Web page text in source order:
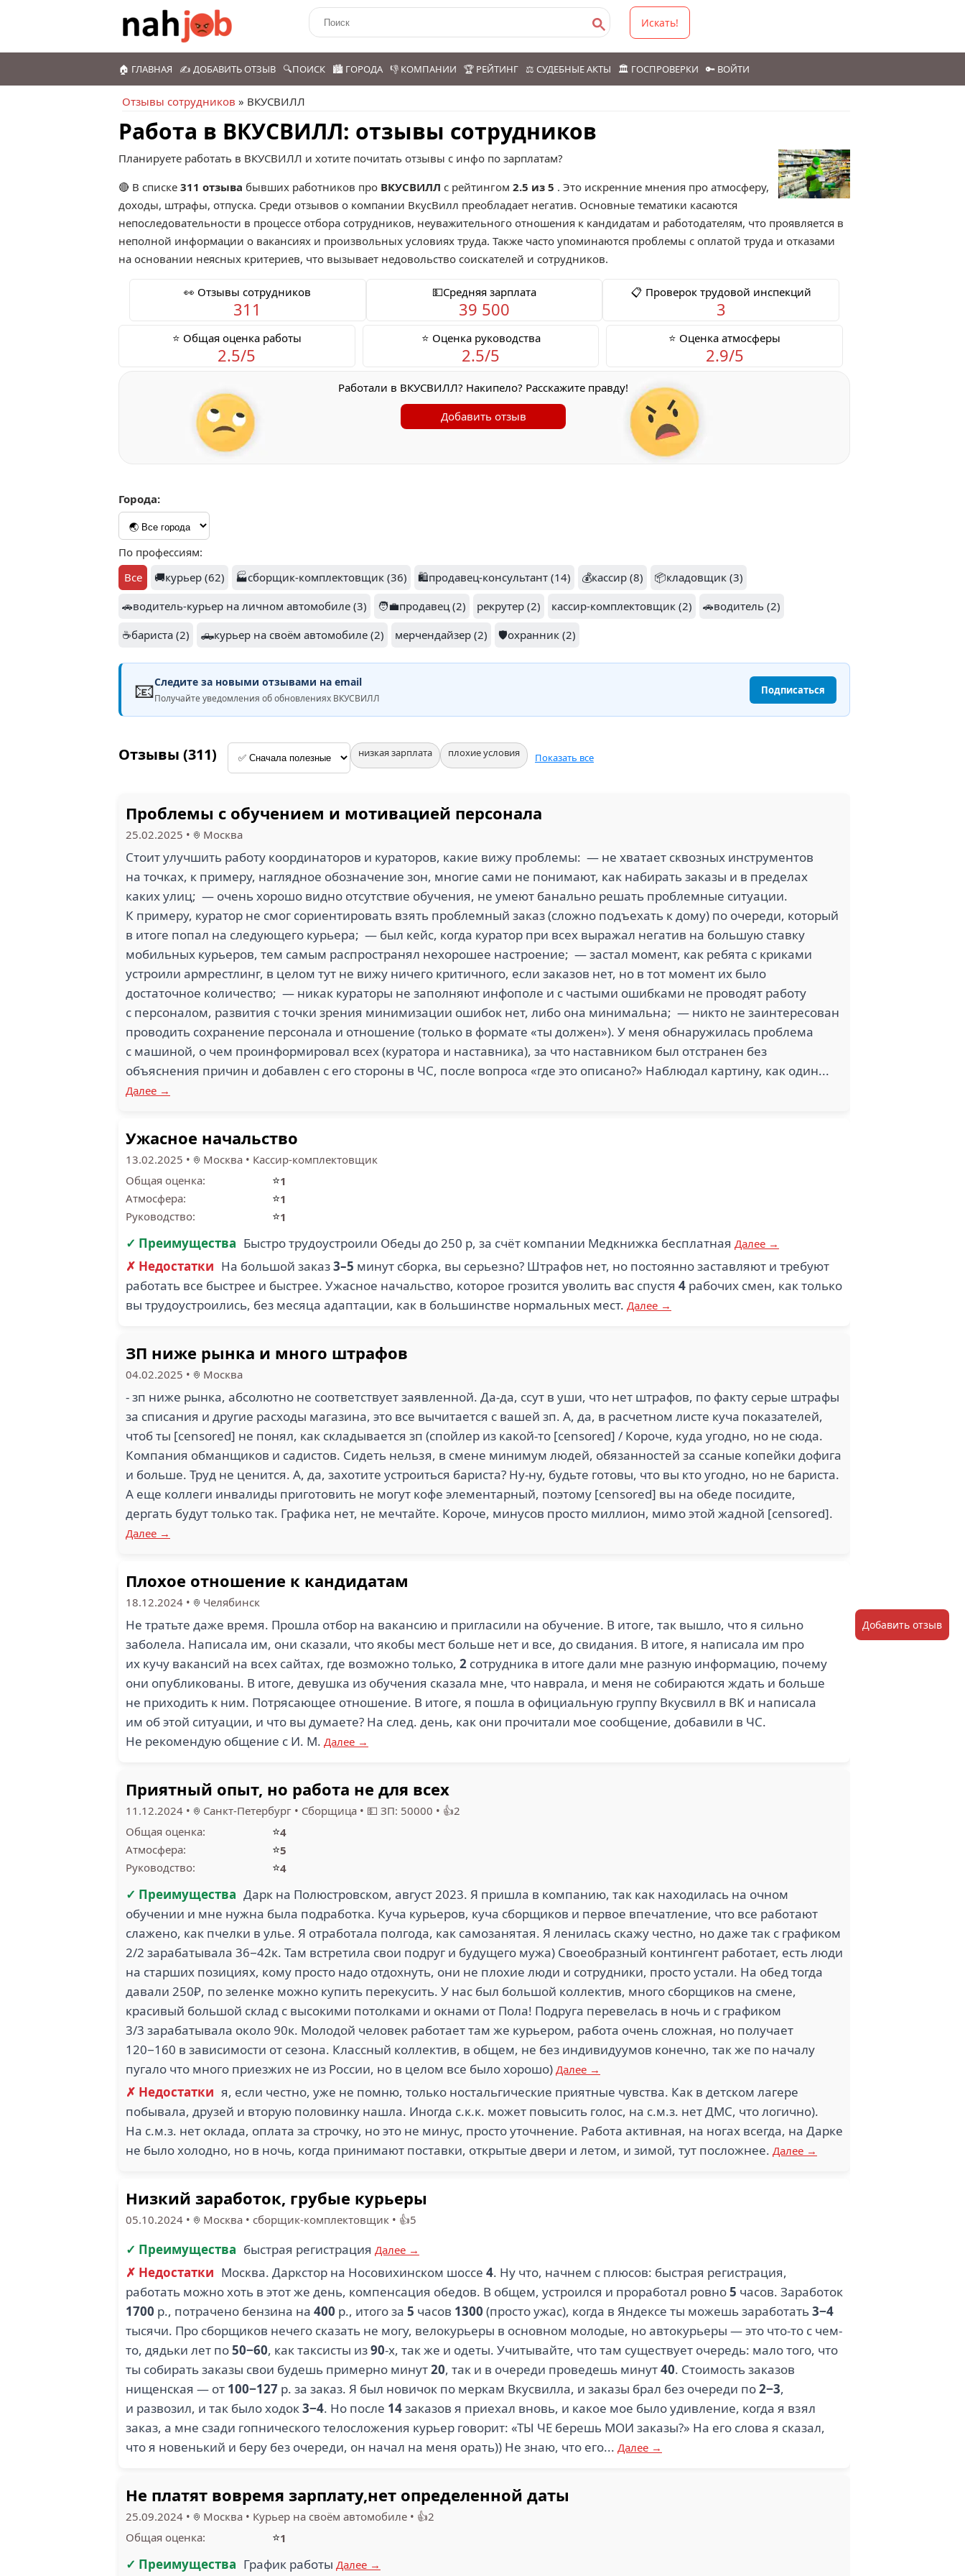
Искать!
🏠 ГЛАВНАЯ ✍️ ДОБАВИТЬ ОТЗЫВ 🔍ПОИСК 🏙️ ГОРОДА 👎 КОМПАНИИ 🏆 РЕЙТИНГ ⚖️ СУДЕБНЫЕ АКТЫ 🏛️ ГОСПРОВЕРКИ 🔑 ВОЙТИ
Отзывы сотрудников » ВКУСВИЛЛ
Работа в ВКУСВИЛЛ: отзывы сотрудников
Планируете работать в ВКУСВИЛЛ и хотите почитать отзывы с инфо по зарплатам?
🔴 В списке 311 отзыва бывших работников про ВКУСВИЛЛ с рейтингом 2.5 из 5 . Это искренние мнения про атмосферу,
доходы, штрафы, отпуска. Среди отзывов о компании ВкусВилл преобладает негатив. Основные тематики касаются
непоследовательности в процессе отбора сотрудников, неуважительного отношения к кандидатам и работодателям, что проявляется в
неполной информации о вакансиях и произвольных условиях труда. Также часто упоминаются проблемы с оплатой труда и отказами
на основании неясных критериев, что вызывает недовольство соискателей и сотрудников.
👀 Отзывы сотрудников
311
💵Средняя зарплата
39 500
📋 Проверок трудовой инспекций
3
⭐ Общая оценка работы
2.5/5
⭐ Оценка руководства
2.5/5
⭐ Оценка атмосферы
2.9/5
Работали в ВКУСВИЛЛ? Накипело? Расскажите правду!
Добавить отзыв
Города:
По профессиям:
Все
🚚курьер (62) 🏭сборщик-комплектовщик (36) 🛍️продавец-консультант (14) 💰кассир (8)
📦кладовщик (3)
🚗водитель-курьер на личном автомобиле (3)
🧑‍💼продавец (2) рекрутер (2) кассир-комплектовщик (2)
🚗водитель (2)
☕бариста (2)
🛻курьер на своём автомобиле (2) мерчендайзер (2) 🛡️охранник (2)
📧Следите за новыми отзывами на email
Получайте уведомления об обновлениях ВКУСВИЛЛ
Подписаться
Отзывы (311) низкая зарплата плохие условия Показать все
Проблемы с обучением и мотивацией персонала
25.02.2025 • Москва
Стоит улучшить работу координаторов и кураторов, какие вижу проблемы: — не хватает сквозных инструментов
на точках, к примеру, наглядное обозначение зон, многие сами не понимают, как набирать заказы и в пределах
каких улиц; — очень хорошо видно отсутствие обучения, не умеют банально решать проблемные ситуации.
К примеру, куратор не смог сориентировать взять проблемный заказ (сложно подъехать к дому) по очереди, который
в итоге попал на следующего курьера; — был кейс, когда куратор при всех выражал негатив на большую ставку
мобильных курьеров, тем самым распространял нехорошее настроение; — застал момент, как ребята с криками
устроили армрестлинг, в целом тут не вижу ничего критичного, если заказов нет, но в тот момент их было
достаточное количество; — никак кураторы не заполняют инфополе и с частыми ошибками не проводят работу
с персоналом, развития с точки зрения минимизации ошибок нет, либо она минимальна; — никто не заинтересован
проводить сохранение персонала и отношение (только в формате «ты должен»). У меня обнаружилась проблема
с машиной, о чем проинформировал всех (куратора и наставника), за что наставником был отстранен без
объяснения причин и добавлен с его стороны в ЧС, после вопроса «где это описано?» Наблюдал картину, как один...
Далее →
Ужасное начальство
13.02.2025 • Москва • Кассир-комплектовщик
Общая оценка:
⭐1
Атмосфера:
⭐1
Руководство:
⭐1
✓ Преимущества Быстро трудоустроили Обеды до 250 р, за счёт компании Медкнижка бесплатная Далее →
✗ Недостатки На большой заказ3–5 минут сборка, вы серьезно? Штрафов нет, но постоянно заставляют и требуют
работать все быстрее и быстрее. Ужасное начальство, которое грозится уволить вас спустя 4 рабочих смен, как только
вы трудоустроились, без месяца адаптации, как в большинстве нормальных мест. Далее →
ЗП ниже рынка и много штрафов
04.02.2025 • Москва
- зп ниже рынка, абсолютно не соответствует заявленной. Да-да, ссут в уши, что нет штрафов, по факту серые штрафы
за списания и другие расходы магазина, это все вычитается с вашей зп. А, да, в расчетном листе куча показателей,
чтоб ты [censored] не понял, как складывается зп (спойлер из какой-то [censored] / Короче, куда угодно, но не сюда.
Компания обманщиков и садистов. Сидеть нельзя, в смене минимум людей, обязанностей за ссаные копейки дофига
и больше. Труд не ценится. А, да, захотите устроиться бариста? Ну-ну, будьте готовы, что вы кто угодно, но не бариста.
А еще коллеги инвалиды приготовить не могут кофе элементарный, поэтому [censored] вы на обеде посидите,
дергать будут только так. Графика нет, не мечтайте. Короче, минусов просто миллион, мимо этой жадной [censored].
Далее →
Плохое отношение к кандидатам
18.12.2024 • Челябинск
Не тратьте даже время. Прошла отбор на вакансию и пригласили на обучение. В итоге, так вышло, что я сильно
заболела. Написала им, они сказали, что якобы мест больше нет и все, до свидания. В итоге, я написала им про
их кучу вакансий на всех сайтах, где возможно только, 2 сотрудника в итоге дали мне разную информацию, почему
они опубликованы. В итоге, девушка из обучения сказала мне, что наврала, и меня не собираются ждать и больше
не приходить к ним. Потрясающее отношение. В итоге, я пошла в официальную группу Вкусвилл в ВК и написала
им об этой ситуации, и что вы думаете? На след. день, как они прочитали мое сообщение, добавили в ЧС.
Не рекомендую общение с И. М. Далее →
Приятный опыт, но работа не для всех
11.12.2024 • Санкт-Петербург • Сборщица • 💵 ЗП: 50000 • 👍2
Общая оценка:
⭐4
Атмосфера:
⭐5
Руководство:
⭐4
✓ Преимущества Дарк на Полюстровском, август 2023. Я пришла в компанию, так как находилась на очном
обучении и мне нужна была подработка. Куча курьеров, куча сборщиков и первое впечатление, что все работают
слажено, как пчелки в улье. Я отработала полгода, как самозанятая. Я ленилась скажу честно, но даже так с графиком
2/2 зарабатывала 36−42к. Там встретила свои подруг и будущего мужа) Своеобразный контингент работает, есть люди
на старших позициях, кому просто надо отдохнуть, они не плохие люди и сотрудники, просто устали. На обед тогда
давали 250₽, по зеленке можно купить перекусить. У нас был большой коллектив, много сборщиков на смене,
красивый большой склад с высокими потолками и окнами от Пола! Подруга перевелась в ночь и с графиком
3/3 зарабатывала около 90к. Молодой человек работает там же курьером, работа очень сложная, но получает
120−160 в зависимости от сезона. Классный коллектив, в общем, не без индивидуумов конечно, так же по началу
пугало что много приезжих не из России, но в целом все было хорошо) Далее →
✗ Недостатки я, если честно, уже не помню, только ностальгические приятные чувства. Как в детском лагере
побывала, друзей и вторую половинку нашла. Иногда с.к.к. может повысить голос, на с.м.з. нет ДМС, что логично).
На с.м.з. нет оклада, оплата за строчку, но это не минус, просто уточнение. Работа активная, на ногах всегда, на Дарке
не было холодно, но в ночь, когда принимают поставки, открытые двери и летом, и зимой, тут посложнее. Далее →
Низкий заработок, грубые курьеры
05.10.2024 • Москва • сборщик-комплектовщик • 👍5
✓ Преимущества быстрая регистрация Далее →
✗ Недостатки Москва. Даркстор на Носовихинском шоссе 4. Ну что, начнем с плюсов: быстрая регистрация,
работать можно хоть в этот же день, компенсация обедов. В общем, устроился и проработал ровно5 часов. Заработок
1700 р., потрачено бензина на 400 р., итого за 5 часов 1300 (просто ужас), когда в Яндексе ты можешь заработать3−4
тысячи. Про сборщиков нечего сказать не могу, велокурьеры в основном молодые, но автокурьеры — это что-то с чем-
то, дядьки лет по50−60, как таксисты из90-х, так же и одеты. Учитывайте, что там существует очередь: мало того, что
ты собирать заказы свои будешь примерно минут20, так и в очереди проведешь минут40. Стоимость заказов
нищенская — от 100−127 р. за заказ. Я был новичок по меркам Вкусвилла, и заказы брал без очереди по2−3,
и развозил, и так было ходок3−4. Но после 14заказов я приехал вновь, и какое мое было удивление, когда я взял
заказ, а мне сзади гопнического телосложения курьер говорит: «ТЫ ЧЕ берешь МОИ заказы?» На его слова я сказал,
что я новенький и беру без очереди, он начал на меня орать)) Не знаю, что его... Далее →
Не платят вовремя зарплату,нет определенной даты
25.09.2024 • Москва • Курьер на своём автомобиле • 👍2
Общая оценка:
⭐1
✓ Преимущества График работы Далее →
Добавить отзыв